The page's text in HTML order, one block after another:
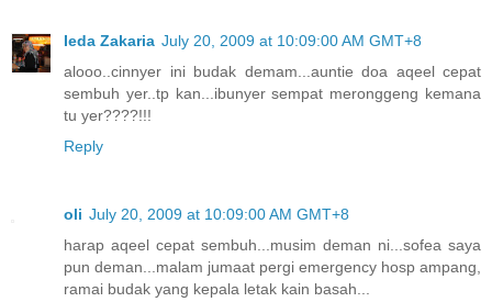
Ieda Zakaria July 20, 2009 at 10:09:00 AM GMT+8
alooo..cinnyer ini budak demam...auntie doa aqeel cepat
sembuh yer..tp kan...ibunyer sempat meronggeng kemana
tu yer????!!!
Reply
oli July 20, 2009 at 10:09:00 AM GMT+8
harap aqeel cepat sembuh...musim deman ni...sofea saya
pun deman...malam jumaat pergi emergency hosp ampang,
ramai budak yang kepala letak kain basah...